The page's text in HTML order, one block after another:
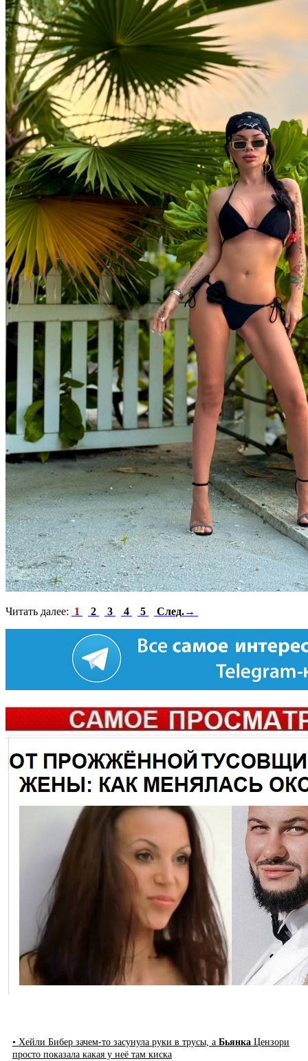
Читать далее: 1 2 3 4 5 След.→
• Хейли Бибер зачем-то засунула руки в трусы, а Бьянка Цензори
просто показала какая у неё там киска